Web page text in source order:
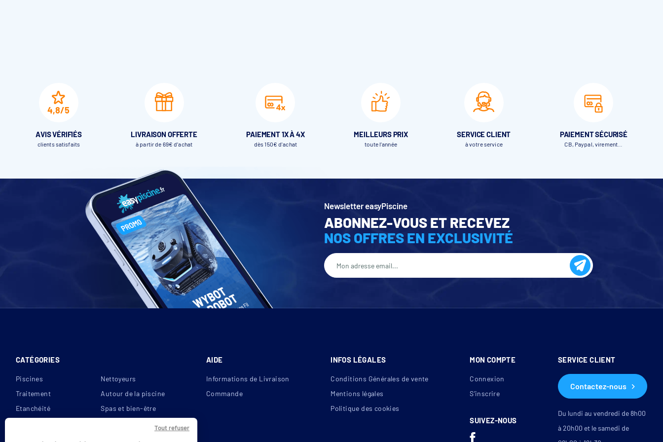
Tout refuser
4,8/5
AVIS VÉRIFIÉS
clients satisfaits
LIVRAISON OFFERTE
à partir de 69€ d’achat
PAIEMENT 1X À 4X
dès 150€ d'achat
MEILLEURS PRIX
toute l’année
SERVICE CLIENT
à votre service
PAIEMENT SÉCURISÉ
CB, Paypal, virement…
Newsletter easyPiscine
ABONNEZ-VOUS ET RECEVEZ
NOS OFFRES EN EXCLUSIVITÉ
CATÉGORIES
Piscines
Traitement
Etanchéité
Nettoyeurs
Autour de la piscine
Spas et bien-être
AIDE
Informations de Livraison
Commande
INFOS LÉGALES
Conditions Générales de vente
Mentions légales
Politique des cookies
MON COMPTE
Connexion
S’inscrire
SUIVEZ-NOUS
SERVICE CLIENT
Contactez-nous
Du lundi au vendredi de 8h00
à 20h00 et le samedi de